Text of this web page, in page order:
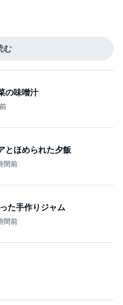
む
の味噌汁
とほめられた夕飯
間前
た手作りジャム
間前